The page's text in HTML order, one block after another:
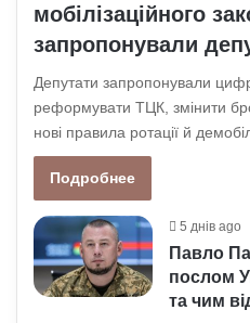
мобілізаційного
запропонували
Депутати запропонували
реформувати ТЦК, змінити
нові правила ротації й
Подробнее
5 днів ago
Павло
послом
та чим